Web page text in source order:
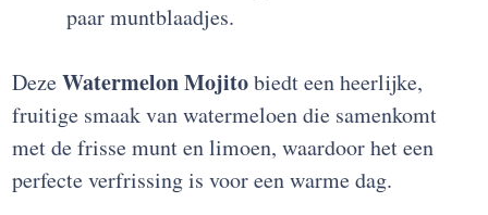
paar muntblaadjes.
DezeWatermelon Mojitobiedt een heerlijke,
fruitige smaak van watermeloen die samenkomt
met de frisse munt en limoen, waardoor het een
perfecte verfrissing is voor een warme dag.